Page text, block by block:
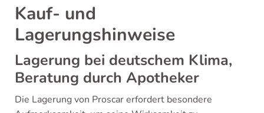
Kauf- und
Lagerungshinweise
Lagerung bei deutschem Klima,
Beratung durch Apotheker
Die Lagerung von Proscar erfordert besondere